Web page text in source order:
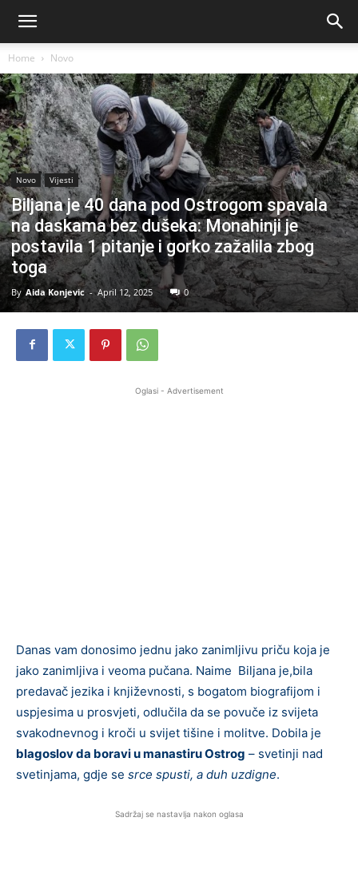
Home Novo
Novo Vijesti
Biljana je 40 dana pod Ostrogom spavala
na daskama bez dušeka: Monahinji je
postavila 1 pitanje i gorko zažalila zbog
toga
By Aida Konjevic - April 12, 2025 0
Oglasi - Advertisement
Danas vam donosimo jednu jako zanimljivu priču koja je
jako zanimljiva i veoma pučana. Naime Biljana je,bila
predavač jezika i književnosti, s bogatom biografijom i
uspjesima u prosvjeti, odlučila da se povuče iz svijeta
svakodnevnog i kroči u svijet tišine i molitve. Dobila je
blagoslov da boravi u manastiru Ostrog – svetinji nad
svetinjama, gdje se srce spusti, a duh uzdigne.
Sadržaj se nastavlja nakon oglasa